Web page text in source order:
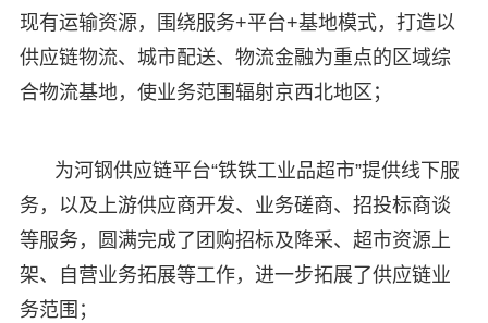
现有运输资源，围绕服务+平台+基地模式，打造以
供应链物流、城市配送、物流金融为重点的区域综
合物流基地，使业务范围辐射京西北地区；
为河钢供应链平台“铁铁工业品超市”提供线下服
务，以及上游供应商开发、业务磋商、招投标商谈
等服务，圆满完成了团购招标及降采、超市资源上
架、自营业务拓展等工作，进一步拓展了供应链业
务范围；